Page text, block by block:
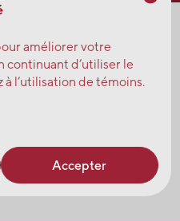
améliorer votre
continuant d’utiliser le
l’utilisation de témoins.
Accepter